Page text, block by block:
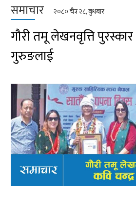
समाचार २०८० चैत्र २८, बुधबार
गौरी तमू लेखनवृत्ति
गुरुङलाई